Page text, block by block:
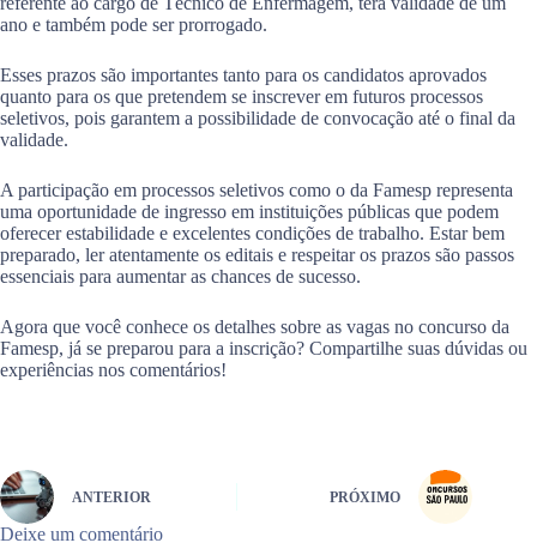
ano e também pode ser prorrogado.
Esses prazos são importantes tanto para os candidatos aprovados
quanto para os que pretendem se inscrever em futuros processos
seletivos, pois garantem a possibilidade de convocação até o final da
validade.
A participação em processos seletivos como o da Famesp representa
uma oportunidade de ingresso em instituições públicas que podem
oferecer estabilidade e excelentes condições de trabalho. Estar bem
preparado, ler atentamente os editais e respeitar os prazos são passos
essenciais para aumentar as chances de sucesso.
Agora que você conhece os detalhes sobre as vagas no concurso da
Famesp, já se preparou para a inscrição? Compartilhe suas dúvidas ou
experiências nos comentários!
ANTERIOR PRÓXIMO
Deixe um comentário